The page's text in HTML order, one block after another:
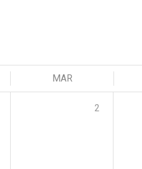
MAR
2